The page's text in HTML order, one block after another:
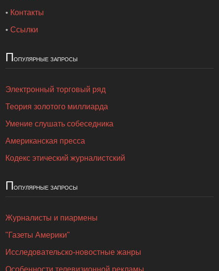
• Контакты
•Ссылки
Популярные запросы
Электронный торговый ряд
Теория золотого миллиарда
Умение слушать собеседника
Американская пресса
Кодекс этический журналистский
Популярные запросы
Журналисты и пиармены
"Газеты Америки"
Исследовательско-новостные жанры
Особенности телевизионной рекламы